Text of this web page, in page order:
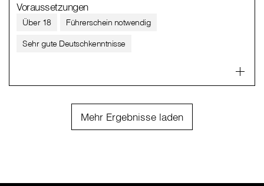
Voraussetzungen
Über 18
Führerschein notwendig
Sehr gute Deutschkenntnisse
Mehr Ergebnisse laden